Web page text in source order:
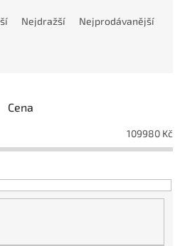
Nejdražší Nejprodávanější
Cena
109980 Kč